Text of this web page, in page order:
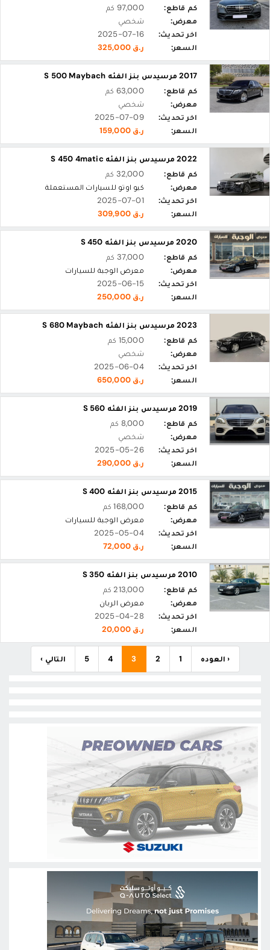
كم قاطع:
97,000 كم
معرض:
شخصي
اخر تحديث:
2025-07-16
السعر:
ر.ق 325,000
2017 مرسيدس بنز الفئه S 500 Maybach
كم قاطع:
63,000 كم
معرض:
شخصي
اخر تحديث:
2025-07-09
السعر:
ر.ق 159,000
2022 مرسيدس بنز الفئه S 450 4matic
كم قاطع:
32,000 كم
معرض:
كيو اوتو للسيارات المستعملة
اخر تحديث:
2025-07-01
السعر:
ر.ق 309,900
2020 مرسيدس بنز الفئه S 450
كم قاطع:
37,000 كم
معرض:
معرض الوجبة للسيارات
اخر تحديث:
2025-06-15
السعر:
ر.ق 250,000
2023 مرسيدس بنز الفئه S 680 Maybach
كم قاطع:
15,000 كم
معرض:
شخصي
اخر تحديث:
2025-06-04
السعر:
ر.ق 650,000
2019 مرسيدس بنز الفئه S 560
كم قاطع:
8,000 كم
معرض:
شخصي
اخر تحديث:
2025-05-26
السعر:
ر.ق 290,000
2015 مرسيدس بنز الفئه S 400
كم قاطع:
168,000 كم
معرض:
معرض الوجبة للسيارات
اخر تحديث:
2025-05-04
السعر:
ر.ق 72,000
2010 مرسيدس بنز الفئه S 350
كم قاطع:
213,000 كم
معرض:
معرض الربان
اخر تحديث:
2025-04-28
السعر:
ر.ق 20,000
‹ العوده 1
2
3
4
5 التالي ›